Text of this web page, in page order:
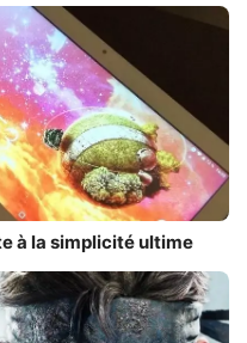
à la simplicité ultime